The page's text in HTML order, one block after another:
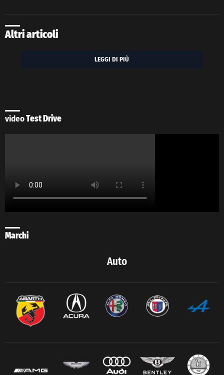
Altri articoli
LEGGI DI PIÙ
videoTest Drive
Marchi
Auto